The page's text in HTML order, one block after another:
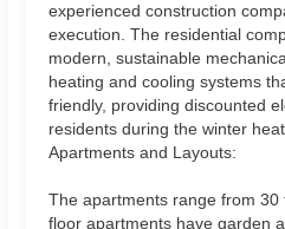
experienced construction
execution. The residential
modern, sustainable
heating and cooling systems
friendly, providing discounted
residents during the winter
Apartments and Layouts:
The apartments range from 30
floor apartments have garden